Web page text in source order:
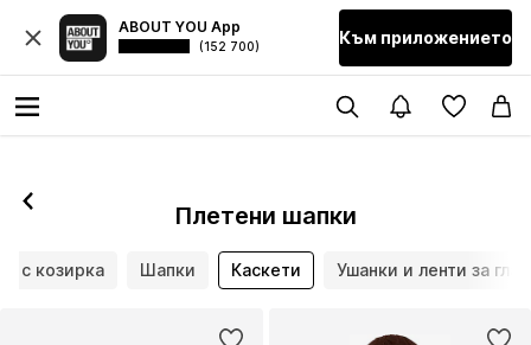
ABOUT YOU App
(152 700) Към приложението
Плетени шапки
с козирка Шапки Каскети Ушанки и ленти за